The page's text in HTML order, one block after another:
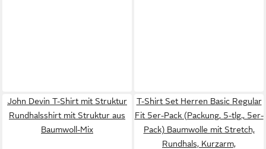
John Devin T-Shirt mit Struktur
Rundhalsshirt mit Struktur aus
Baumwoll-Mix
T-Shirt Set Herren Basic Regular
Fit 5er-Pack (Packung, 5-tlg., 5er-
Pack) Baumwolle mit Stretch,
Rundhals, Kurzarm,